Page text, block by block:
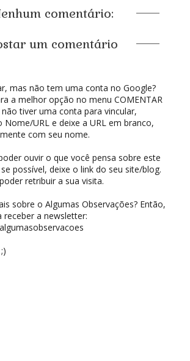
comentário:
um comentário
mas não tem uma conta no Google?
a melhor opção no menu COMENTAR
não tiver uma conta para vincular,
Nome/URL e deixe a URL em branco,
com seu nome.
ouvir o que você pensa sobre este
possível, deixe o link do seu site/blog.
retribuir a sua visita.
sobre o Algumas Observações? Então,
receber a newsletter: